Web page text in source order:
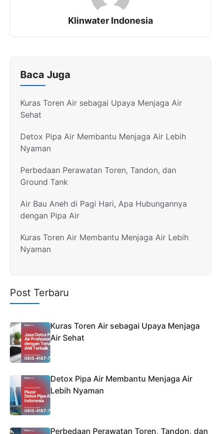
Klinwater Indonesia
Baca Juga
Kuras Toren Air sebagai Upaya Menjaga Air
Sehat
Detox Pipa Air Membantu Menjaga Air Lebih
Nyaman
Perbedaan Perawatan Toren, Tandon, dan
Ground Tank
Air Bau Aneh di Pagi Hari, Apa Hubungannya
dengan Pipa Air
Kuras Toren Air Membantu Menjaga Air Lebih
Nyaman
Post Terbaru
Kuras Toren Air sebagai Upaya Menjaga
Air Sehat
Detox Pipa Air Membantu Menjaga Air
Lebih Nyaman
Perbedaan Perawatan Toren, Tandon, dan